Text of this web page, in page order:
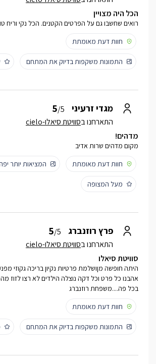
הכל היה מצויין
רואים שחשבו גם על הפרטים הקטנים. הכל נקי וריח
חוות דעת מאומתת
התמונות משקפות בדיוק את המתחם
מגדי זרעיני 5/5
התארחנו בסוויטת סיאלו-cielo
מדהים!
מקום מדהים שרות אדיב
חוות דעת מאומתת
המציאות יותר
מעל המצופה
פרץ רוזנברג 5/5
התארחנו בסוויטת סיאלו-cielo
סוויטת סיאלו
היתה חופשה מןושלמת פרטיות נקיון בריכה גקוזי
אהבנו כל פרט וכל דקה נוצלה הילדים לא רצו לזוז
בכל פה....משפחת רוזנברג
חוות דעת מאומתת
התמונות משקפות בדיוק את המתחם